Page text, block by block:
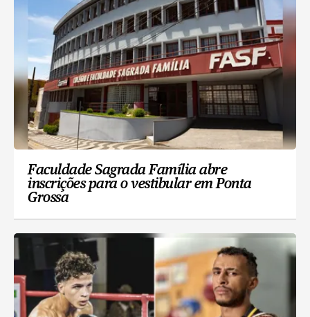
Faculdade Sagrada Família abre
inscrições para o vestibular em Ponta
Grossa